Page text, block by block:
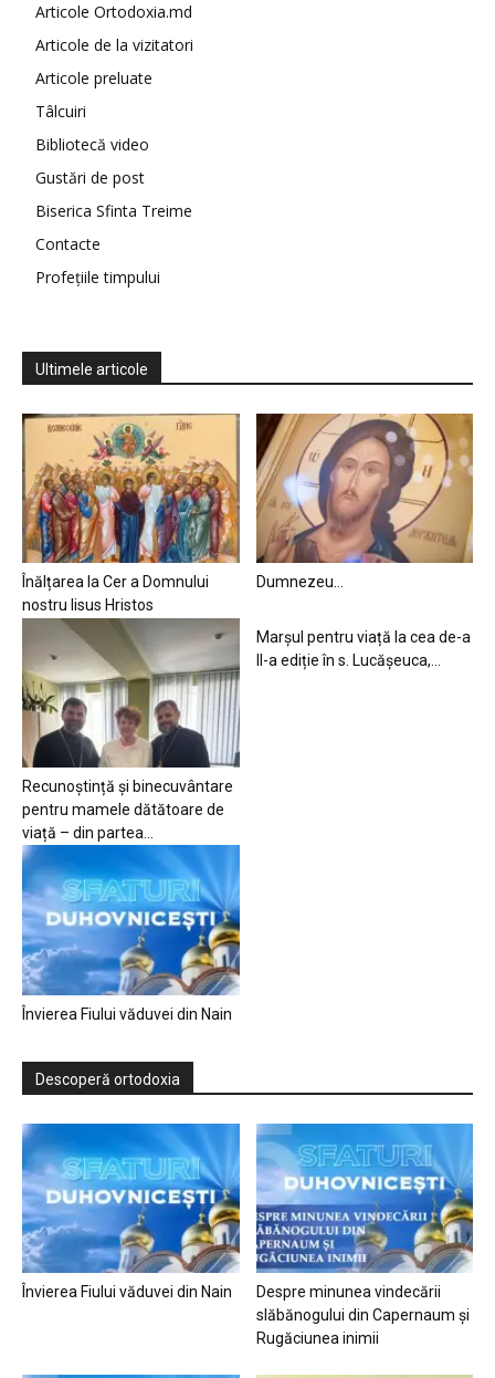
Articole Ortodoxia.md
Articole de la vizitatori
Articole preluate
Tâlcuiri
Bibliotecă video
Gustări de post
Biserica Sfinta Treime
Contacte
Profețiile timpului
Ultimele articole
Înălțarea la Cer a Domnului
nostru Iisus Hristos
Dumnezeu…
Recunoștință și binecuvântare
pentru mamele dătătoare de
viață – din partea...
Marșul pentru viață la cea de-a
II-a ediție în s. Lucășeuca,...
Învierea Fiului văduvei din Nain
Descoperă ortodoxia
Învierea Fiului văduvei din Nain
Despre minunea vindecării
slăbănogului din Capernaum și
Rugăciunea inimii